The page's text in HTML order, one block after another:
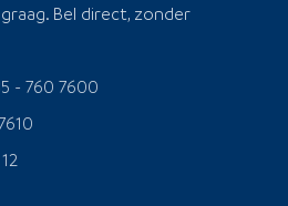
Bel direct, zonder
- 760 7600